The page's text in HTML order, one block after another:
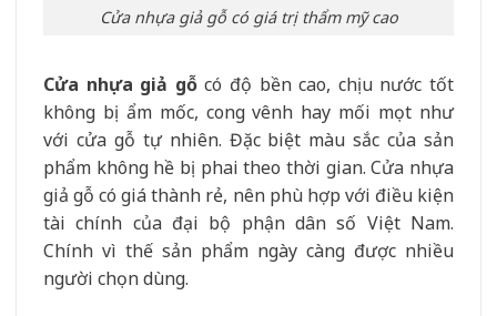
Cửa nhựa giả gỗ có giá trị thẩm mỹ cao
Cửa nhựa giả gỗcó độ bền cao, chịu nước tốt
không bị ẩm mốc, cong vênh hay mối mọt như
với cửa gỗ tự nhiên. Đặc biệt màu sắc của sản
phẩm không hề bị phai theo thời gian. Cửa nhựa
giả gỗ có giá thành rẻ, nên phù hợp với điều kiện
tài chính của đại bộ phận dân số Việt Nam.
Chính vì thế sản phẩm ngày càng được nhiều
người chọn dùng.